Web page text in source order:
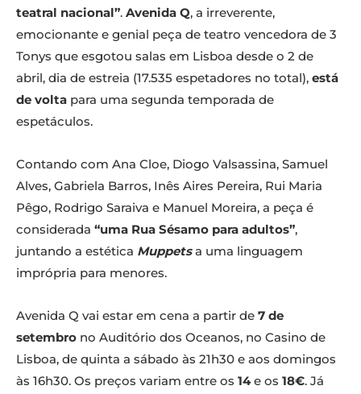
teatral nacional”. Avenida Q, a irreverente,
emocionante e genial peça de teatro vencedora de 3
Tonys que esgotou salas em Lisboa desde o 2 de
abril, dia de estreia (17.535 espetadores no total), está
de volta para uma segunda temporada de
espetáculos.
Contando com Ana Cloe, Diogo Valsassina, Samuel
Alves, Gabriela Barros, Inês Aires Pereira, Rui Maria
Pêgo, Rodrigo Saraiva e Manuel Moreira, a peça é
considerada “uma Rua Sésamo para adultos”,
juntando a estética Muppetsa uma linguagem
imprópria para menores.
Avenida Q vai estar em cena a partir de 7 de
setembro no Auditório dos Oceanos, no Casino de
Lisboa, de quinta a sábado às 21h30 e aos domingos
às 16h30. Os preços variam entre os 14e os 18€. Já